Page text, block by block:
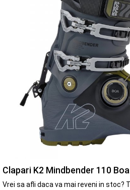
Clapari K2 Mindbender 110
Vrei sa afli daca va mai reveni in stoc?